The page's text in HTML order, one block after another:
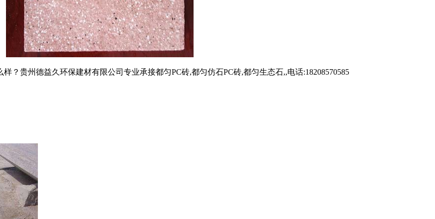
？贵州德益久环保建材有限公司专业承接都匀PC砖,都匀仿石PC砖,都匀生态石,,电话:18208570585